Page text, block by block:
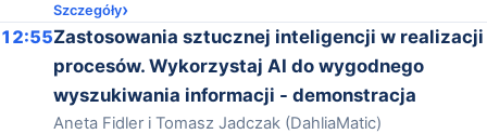
Szczegóły
12:55Zastosowania sztucznej inteligencji w realizacji
procesów. Wykorzystaj AI do wygodnego
wyszukiwania informacji - demonstracja
Aneta Fidler i Tomasz Jadczak (DahliaMatic)